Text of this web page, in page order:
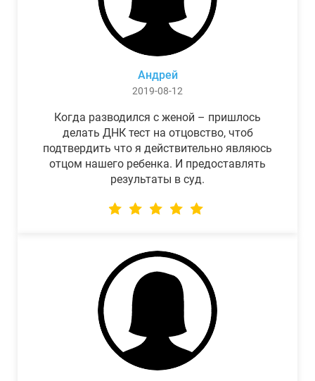
Андрей
2019-08-12
Когда разводился с женой – пришлось
делать ДНК тест на отцовство, чтоб
подтвердить что я действительно являюсь
отцом нашего ребенка. И предоставлять
результаты в суд.